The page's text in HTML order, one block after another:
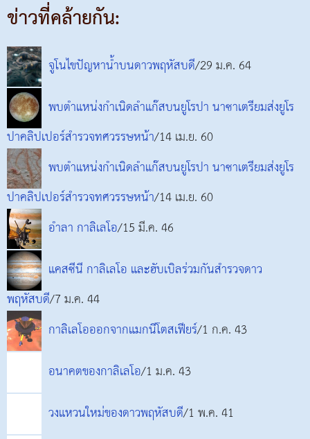
ข่าวที่คล้ายกัน:
จูโนไขปัญหาน้ำบนดาวพฤหัสบดี/29 ม.ค. 64
พบตำแหน่งกำเนิดลำแก๊สบนยูโรปา นาซาเตรียมส่งยูโร
ปาคลิปเปอร์สำรวจทศวรรษหน้า/14 เม.ย. 60
พบตำแหน่งกำเนิดลำแก๊สบนยูโรปา นาซาเตรียมส่งยูโร
ปาคลิปเปอร์สำรวจทศวรรษหน้า/14 เม.ย. 60
อำลา กาลิเลโอ/15 มี.ค. 46
แคสซีนี กาลิเลโอ และฮับเบิลร่วมกันสำรวจดาว
พฤหัสบดี/7 ม.ค. 44
กาลิเลโอออกจากแมกนีโตสเฟียร์/1 ก.ค. 43
อนาคตของกาลิเลโอ/1 ม.ค. 43
วงแหวนใหม่ของดาวพฤหัสบดี/1 พ.ค. 41